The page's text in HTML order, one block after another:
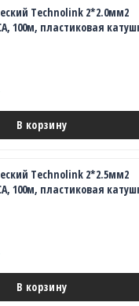
Technolink 2*2.0мм2
100м, пластиковая
В корзину
Technolink 2*2.5мм2
100м, пластиковая
В корзину